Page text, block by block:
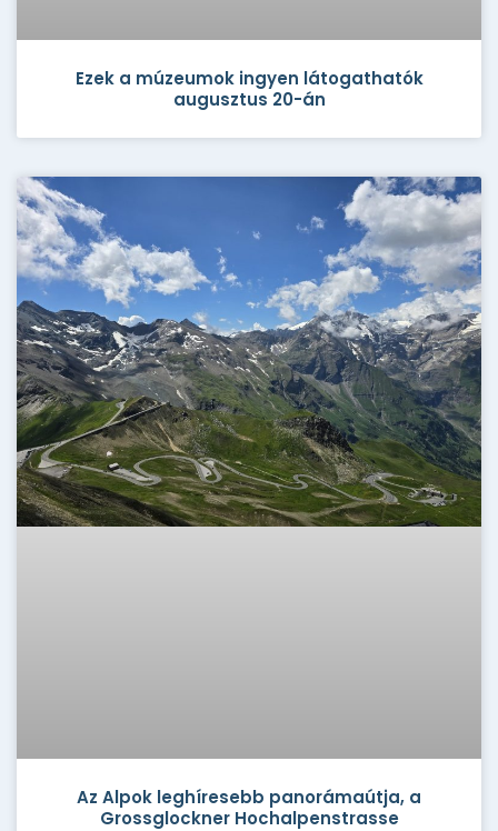
Ezek a múzeumok ingyen látogathatók
augusztus 20-án
Az Alpok leghíresebb panorámaútja, a
Grossglockner Hochalpenstrasse